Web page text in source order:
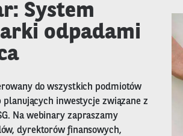
System
odpadami
do wszystkich podmiotów
planujących inwestycje związane z
Na webinary zapraszamy
dyrektorów finansowych,